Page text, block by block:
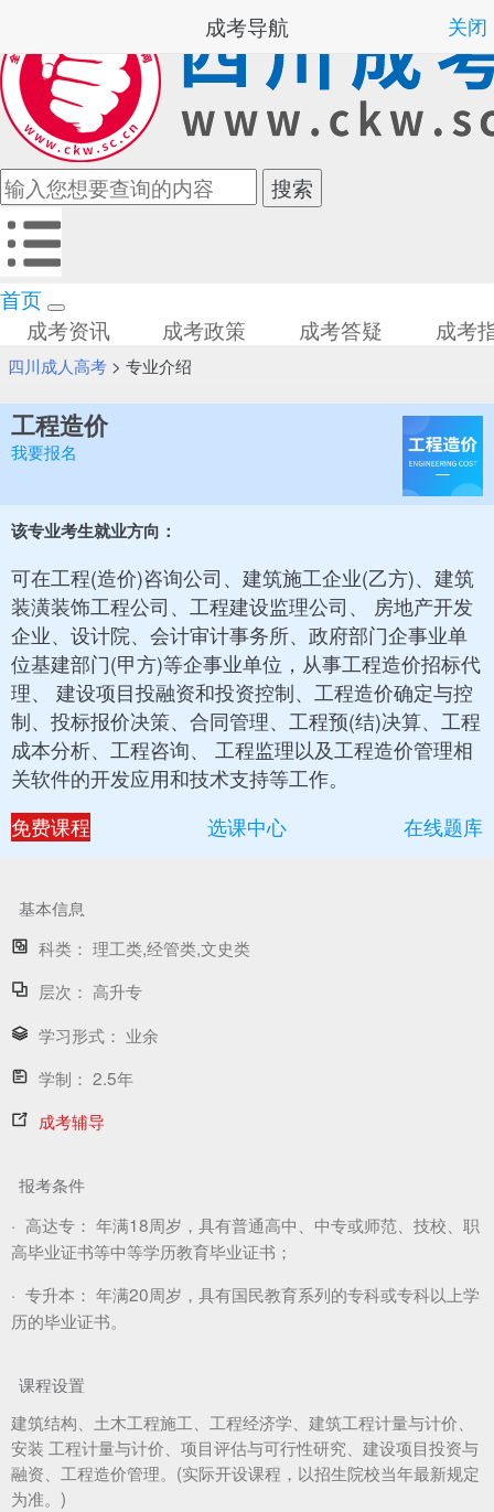
首页
成考资讯
成考政策 成考答疑 成考
四川成人高考> 专业介绍
工程造价
我要报名
该专业考生就业方向：
可在工程(造价)咨询公司、建筑施工企业(乙方)、建筑
装潢装饰工程公司、工程建设监理公司、 房地产开发
企业、设计院、会计审计事务所、政府部门企事业单
位基建部门(甲方)等企事业单位，从事工程造价招标代
理、 建设项目投融资和投资控制、工程造价确定与控
制、投标报价决策、合同管理、工程预(结)决算、工程
成本分析、工程咨询、 工程监理以及工程造价管理相
关软件的开发应用和技术支持等工作。
免费课程
选课中心 在线题库
基本信息
科类： 理工类,经管类,文史类
层次： 高升专
学习形式： 业余
学制： 2.5年
成考辅导
报考条件
· 高达专： 年满18周岁，具有普通高中、中专或师范、技校、职
高毕业证书等中等学历教育毕业证书；
· 专升本： 年满20周岁，具有国民教育系列的专科或专科以上学
历的毕业证书。
课程设置
建筑结构、土木工程施工、工程经济学、建筑工程计量与计价、
安装 工程计量与计价、项目评估与可行性研究、建设项目投资与
融资、工程造价管理。(实际开设课程，以招生院校当年最新规定
为准。)
成考导航 关闭